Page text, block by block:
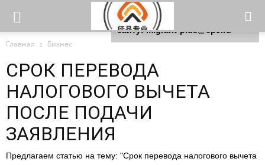
Главная Бизнес
СРОК ПЕРЕВОДА
НАЛОГОВОГО ВЫЧЕТА
ПОСЛЕ ПОДАЧИ
ЗАЯВЛЕНИЯ
Предлагаем статью на тему: "Срок перевода налогового вычета
Для любых предложений по
сайту: migrant-plus@cp9.ru